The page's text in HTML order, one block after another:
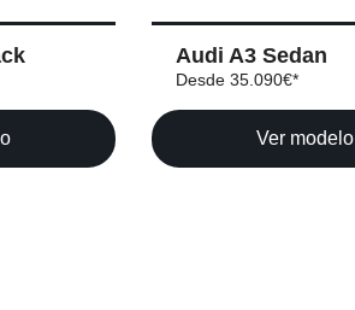
Audi A3 Sedan
Desde 35.090€*
Ver modelo